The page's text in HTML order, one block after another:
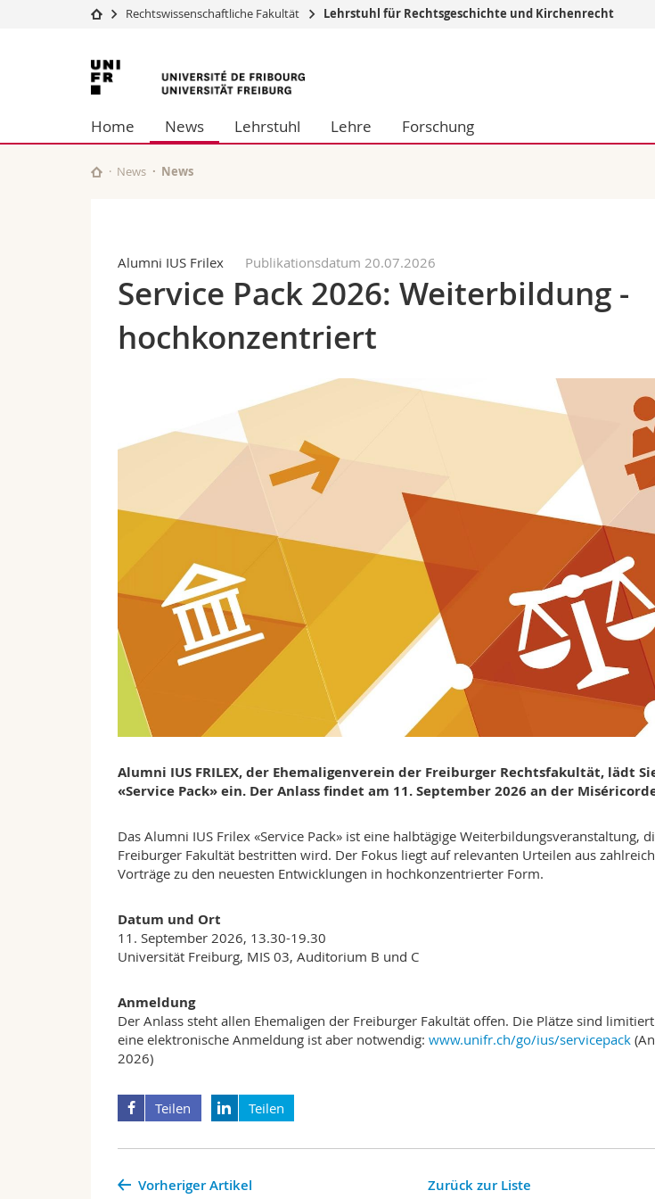
Universität
Studium
Forschung
Universität
Weiterbildung
Wirtschafts- und Sozialwissenschaftliche Fak.
Philosophische Fak.
Rechtswissenschaftliche Fakultät Lehrstuhl für Rechtsgeschichte und Kirchenrecht
Universität
Freiburg
Home News Lehrstuhl Lehre Forschung
News News
Alumni IUS Frilex Publikationsdatum 20.07.2026
Service Pack 2026: Weiterbildung -
hochkonzentriert
Alumni IUS FRILEX, der Ehemaligenverein der Freiburger Rechtsfakultät, lädt
«Service Pack» ein. Der Anlass findet am 11. September 2026 an der
Das Alumni IUS Frilex «Service Pack» ist eine halbtägige Weiterbildungsveranstaltung,
Freiburger Fakultät bestritten wird. Der Fokus liegt auf relevanten Urteilen aus
Vorträge zu den neuesten Entwicklungen in hochkonzentrierter Form.
Datum und Ort
11. September 2026, 13.30-19.30
Universität Freiburg, MIS 03, Auditorium B und C
Anmeldung
Der Anlass steht allen Ehemaligen der Freiburger Fakultät offen. Die Plätze sind
eine elektronische Anmeldung ist aber notwendig: www.unifr.ch/go/ius/servicepack
2026)
Teilen Teilen
Vorheriger Artikel Zurück zur Liste